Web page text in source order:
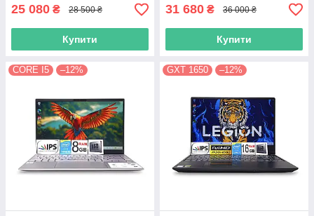
25 080 ₴ 28 500 ₴
Купити
31 680 ₴ 36 000 ₴
Купити
CORE I5 –12% GXT 1650 –12%